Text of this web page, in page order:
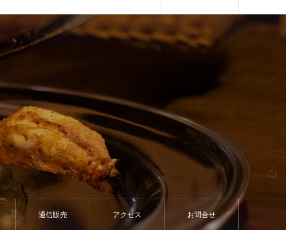
通信販売 アクセス お問合せ